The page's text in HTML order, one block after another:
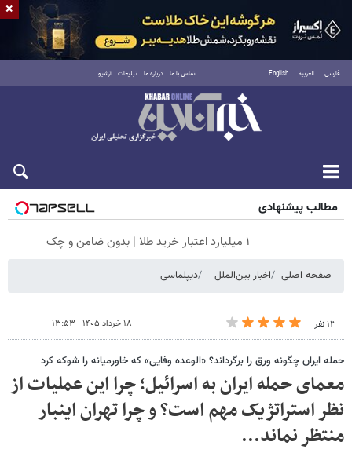
فارسی العربية English تماس با ما درباره ما تبلیغات آرشیو
جمعه ۱۶ مرداد ۱۴۰۵
مطالب پیشنهادی
۱ میلیارد اعتبار خرید طلا | بدون ضامن و چک
صفحه اصلی اخبار بین‌الملل دیپلماسی
۱۳ نفر ۱۸ خرداد ۱۴۰۵ - ۱۳:۵۳
حمله ایران چگونه ورق را برگرداند؟ «الوعده وفایی» که خاورمیانه را شوکه کرد
معمای حمله ایران به اسرائیل؛ چرا این عملیات از
نظر استراتژیک مهم است؟ و چرا تهران اینبار
منتظر نماند...
×